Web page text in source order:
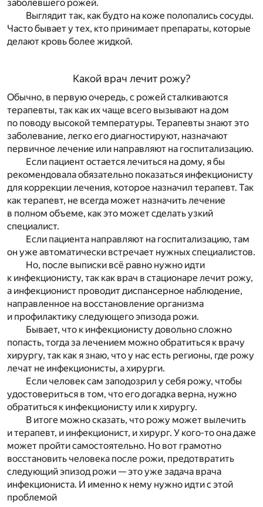
заболевшего рожей.
Выглядит так, как будто на коже полопались сосуды.
Часто бывает у тех, кто принимает препараты, которые
делают кровь более жидкой.
Какой врач лечит рожу?
Обычно, в первую очередь, с рожей сталкиваются
терапевты, так как их чаще всего вызывают на дом
по поводу высокой температуры. Терапевты знают это
заболевание, легко его диагностируют, назначают
первичное лечение или направляют на госпитализацию.
Если пациент остается лечиться на дому, я бы
рекомендовала обязательно показаться инфекционисту
для коррекции лечения, которое назначил терапевт. Так
как терапевт, не всегда может назначить лечение
в полном объеме, как это может сделать узкий
специалист.
Если пациента направляют на госпитализацию, там
он уже автоматически встречает нужных специалистов.
Но, после выписки всё равно нужно идти
к инфекционисту, так как врач в стационаре лечит рожу,
а инфекционист проводит диспансерное наблюдение,
направленное на восстановление организма
и профилактику следующего эпизода рожи.
Бывает, что к инфекционисту довольно сложно
попасть, тогда за лечением можно обратиться к врачу
хирургу, так как я знаю, что у нас есть регионы, где рожу
лечат не инфекционисты, а хирурги.
Если человек сам заподозрил у себя рожу, чтобы
удостовериться в том, что его догадка верна, нужно
обратиться к инфекционисту или к хирургу.
В итоге можно сказать, что рожу может вылечить
и терапевт, и инфекционист, и хирург. У кого-то она даже
может пройти самостоятельно. Но вот грамотно
восстановить человека после рожи, предотвратить
следующий эпизод рожи — это уже задача врача
инфекциониста. И именно к нему нужно идти с этой
проблемой